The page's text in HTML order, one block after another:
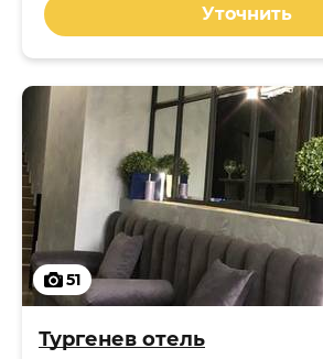
Уточнить
51
Тургенев отель